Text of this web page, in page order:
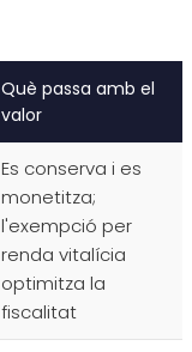
Què passa amb el
valor
Es conserva i es
monetitza;
l'exempció per
renda vitalícia
optimitza la
fiscalitat